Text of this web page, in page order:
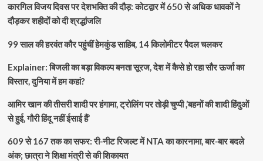
कारगिल विजय दिवस पर देशभक्ति की दौड़: कोटद्वार में 650 से अधिक धावकों ने
दौड़कर शहीदों को दी श्रद्धांजलि
99 साल की हरवंत कौर पहुंचीं हेमकुंड साहिब, 14 किलोमीटर पैदल चलकर
Explainer: बिजली का बड़ा विकल्प बनता सूरज, देश में कैसे हो रहा सौर ऊर्जा का
विस्तार, दुनिया में हम कहां?
आमिर खान की तीसरी शादी पर हंगामा, ट्रोलिंग पर तोड़ी चुप्पी ,’बहनों की शादी हिंदुओं
से हुई, गौरी हिंदू नहीं ईसाई हैं’
609 से 167 तक का सफर: री-नीट रिजल्ट में NTA का कारनामा, बार-बार बदले
अंक; छात्रा ने शिक्षा मंत्री से की शिकायत